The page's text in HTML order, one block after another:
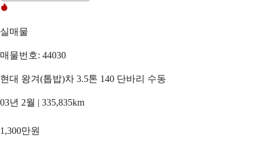
실매물
매물번호: 44030
현대 왕겨(톱밥)차 3.5톤 140 단바리 수동
03년 2월 | 335,835km
1,300만원